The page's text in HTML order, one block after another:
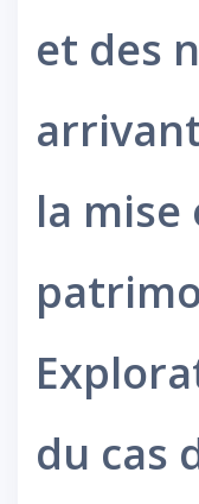
et des
la mise
du cas